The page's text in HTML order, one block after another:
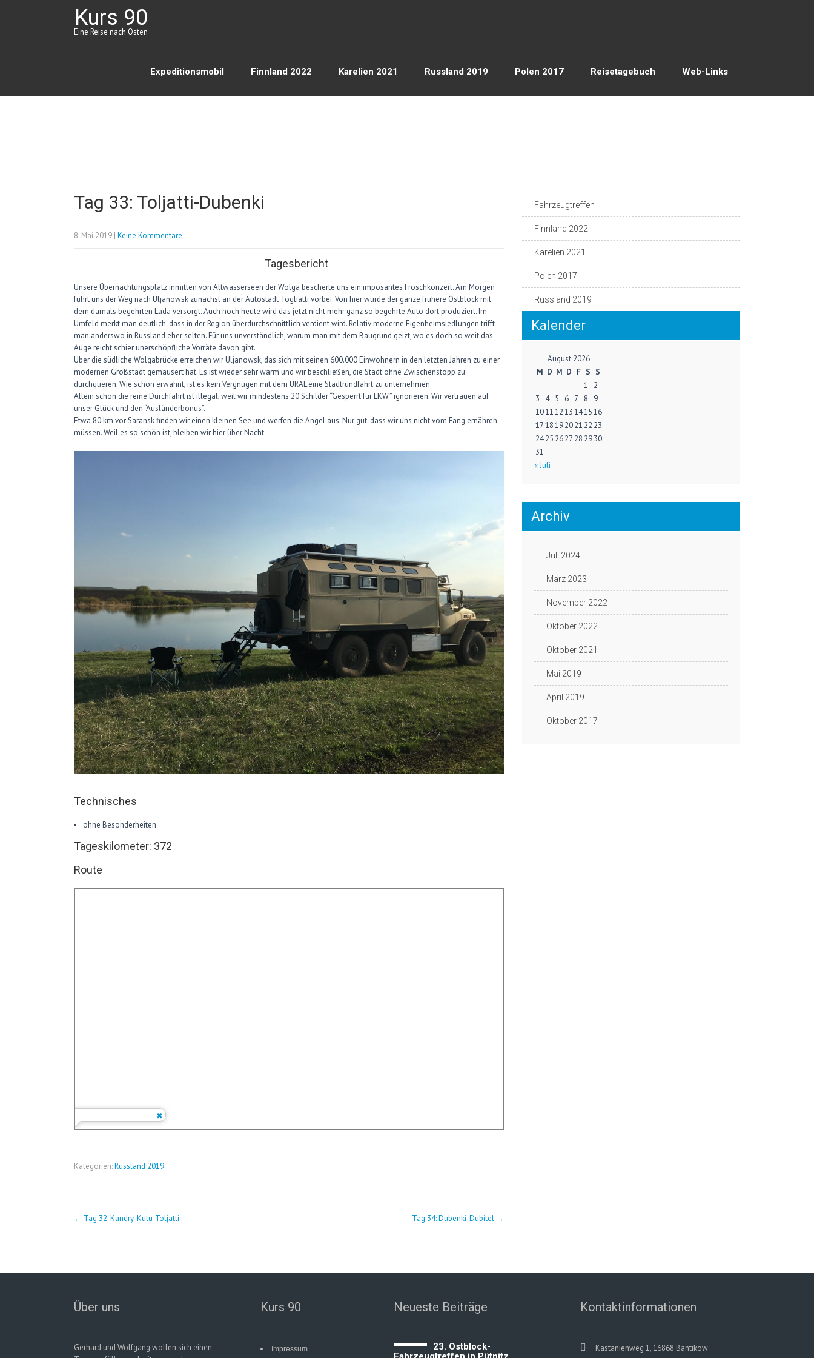
Kurs 90
Eine Reise nach Osten
Expeditionsmobil Finnland 2022 Karelien 2021 Russland 2019 Polen 2017 Reisetagebuch Web-Links
Tag 33: Toljatti-Dubenki
8. Mai 2019 | Keine Kommentare
Tagesbericht
Unsere Übernachtungsplatz inmitten von Altwasserseen der Wolga bescherte uns ein imposantes Froschkonzert. Am Morgen
führt uns der Weg nach Uljanowsk zunächst an der Autostadt Togliatti vorbei. Von hier wurde der ganze frühere Ostblock mit
dem damals begehrten Lada versorgt. Auch noch heute wird das jetzt nicht mehr ganz so begehrte Auto dort produziert. Im
Umfeld merkt man deutlich, dass in der Region überdurchschnittlich verdient wird. Relativ moderne Eigenheimsiedlungen trifft
man anderswo in Russland eher selten. Für uns unverständlich, warum man mit dem Baugrund geizt, wo es doch so weit das
Auge reicht schier unerschöpfliche Vorräte davon gibt.
Über die südliche Wolgabrücke erreichen wir Uljanowsk, das sich mit seinen 600.000 Einwohnern in den letzten Jahren zu einer
modernen Großstadt gemausert hat. Es ist wieder sehr warm und wir beschließen, die Stadt ohne Zwischenstopp zu
durchqueren. Wie schon erwähnt, ist es kein Vergnügen mit dem URAL eine Stadtrundfahrt zu unternehmen.
Allein schon die reine Durchfahrt ist illegal, weil wir mindestens 20 Schilder “Gesperrt für LKW” ignorieren. Wir vertrauen auf
unser Glück und den “Ausländerbonus”.
Etwa 80 km vor Saransk finden wir einen kleinen See und werfen die Angel aus. Nur gut, dass wir uns nicht vom Fang ernähren
müssen. Weil es so schön ist, bleiben wir hier über Nacht.
Technisches
ohne Besonderheiten
Tageskilometer: 372
Route
Kategorien:Russland 2019
Post
← Tag 32: Kandry-Kutu-Toljatti Tag 34: Dubenki-Dubitel →
Fahrzeugtreffen
Finnland 2022
Karelien 2021
Polen 2017
Russland 2019
Kalender
August 2026
M D M D F S S
1
2
3
4 5 6 7 8
9
10111213141516
1718192021 22 23
2425 2627 28 2930
31
« Juli
Archiv
Juli 2024
März 2023
November 2022
Oktober 2022
Oktober 2021
Mai 2019
April 2019
Oktober 2017
Über uns
Gerhard und Wolfgang wollen sich einen
Kurs 90
Impressum
Neueste Beiträge
23. Ostblock-
Kontaktinformationen
Kastanienweg 1, 16868 Bantikow